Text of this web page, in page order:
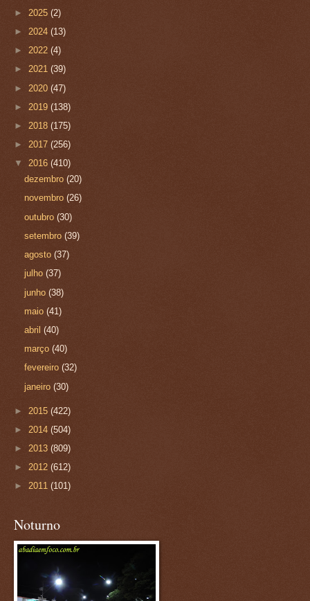
► 2025 (2)
► 2024 (13)
► 2022 (4)
► 2021 (39)
► 2020 (47)
► 2019 (138)
► 2018 (175)
► 2017 (256)
▼ 2016 (410)
dezembro(20)
novembro(26)
outubro(30)
setembro(39)
agosto(37)
julho(37)
junho(38)
maio(41)
abril(40)
março(40)
fevereiro(32)
janeiro(30)
► 2015 (422)
► 2014 (504)
► 2013 (809)
► 2012 (612)
► 2011 (101)
Noturno